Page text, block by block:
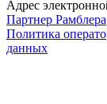
Адрес
Партнер Рамблера
Политика
данных